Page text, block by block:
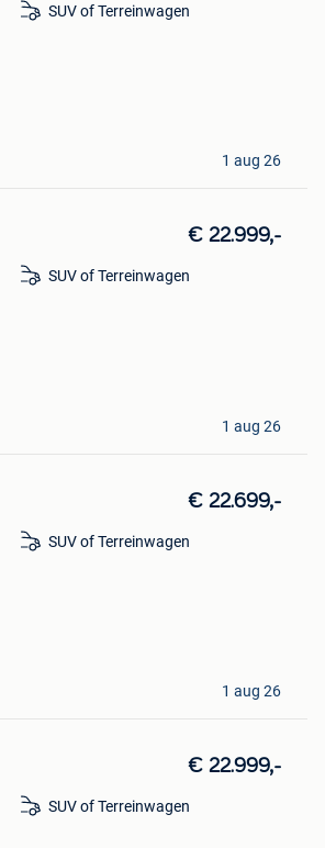
SUV of Terreinwagen
1 aug 26
€ 22.999,-
SUV of Terreinwagen
1 aug 26
€ 22.699,-
SUV of Terreinwagen
1 aug 26
€ 22.999,-
SUV of Terreinwagen